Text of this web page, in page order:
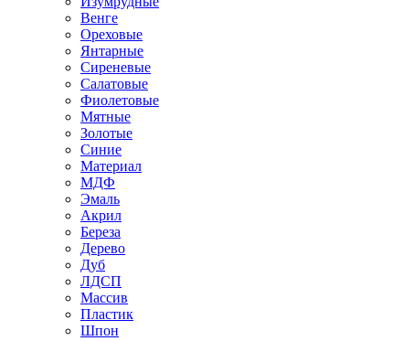
Венге
Ореховые
Янтарные
Сиреневые
Салатовые
Фиолетовые
Мятные
Золотые
Синие
Материал
МДФ
Эмаль
Акрил
Береза
Дерево
Дуб
ЛДСП
Массив
Пластик
Шпон